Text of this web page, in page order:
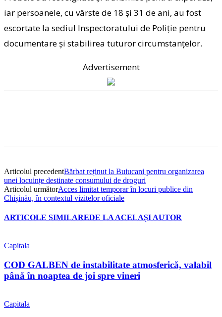
iar persoanele, cu vârste de 18 și 31 de ani, au fost
escortate la sediul Inspectoratului de Poliție pentru
documentare și stabilirea tuturor circumstanțelor.
Advertisement
Articolul precedentBărbat reținut la Buiucani pentru organizarea
unei locuințe destinate consumului de droguri
Articolul următorAcces limitat temporar în locuri publice din
Chișinău, în contextul vizitelor oficiale
ARTICOLE SIMILAREDE LA ACELAȘI AUTOR
Capitala
COD GALBEN de instabilitate atmosferică, valabil
până în noaptea de joi spre vineri
Capitala